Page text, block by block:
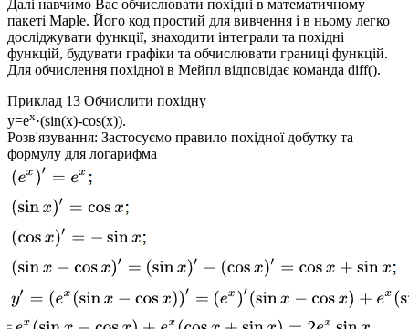
Далі навчимо Вас обчислювати похідні в математичному
пакеті Maple. Його код простий для вивчення і в ньому легко
досліджувати функції, знаходити інтеграли та похідні
функцій, будувати графіки та обчислювати границі функцій.
Для обчислення похідної в Мейпл відповідає команда diff().
Приклад 13 Обчислити похідну
y=ex·(sin(x)-cos(x)).
Розв'язування: Застосуємо правило похідної добутку та
формулу для логарифма